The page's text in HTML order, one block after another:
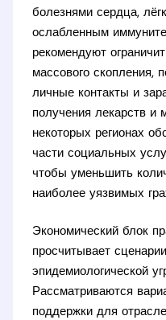
болезнями сердца,
ослабленным
рекомендуют
массового скопления,
личные контакты и
получения лекарств и
некоторых регионах
части социальных
чтобы уменьшить
наиболее уязвимых
Экономический блок
просчитывает
эпидемиологической
Рассматриваются
поддержки для